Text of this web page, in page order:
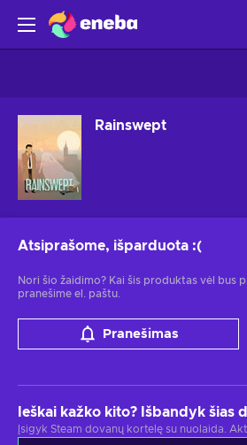
Rainswept
Atsiprašome, išparduota :(
Nori šio žaidimo? Kai šis produktas vėl bus
pranešime el. paštu.
Pranešimas
Ieškai kažko kito? Išbandyk šias
Įsigyk Steam dovanų kortelę su nuolaida.